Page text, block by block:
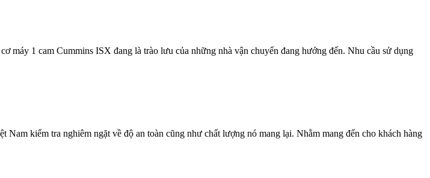
máy 1 cam Cummins ISX đang là trào lưu của những nhà vận chuyển đang hướng đến. Nhu cầu sử dụng
kiểm tra nghiêm ngặt về độ an toàn cũng như chất lượng nó mang lại. Nhằm mang đến cho khách hàng